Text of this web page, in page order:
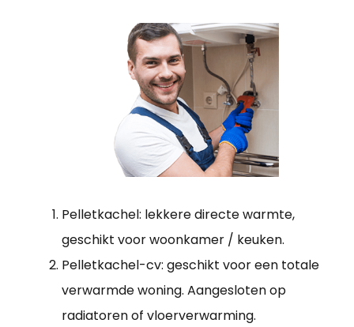
Pelletkachel: lekkere directe warmte,
geschikt voor woonkamer / keuken.
Pelletkachel-cv: geschikt voor een totale
verwarmde woning. Aangesloten op
radiatoren of vloerverwarming.